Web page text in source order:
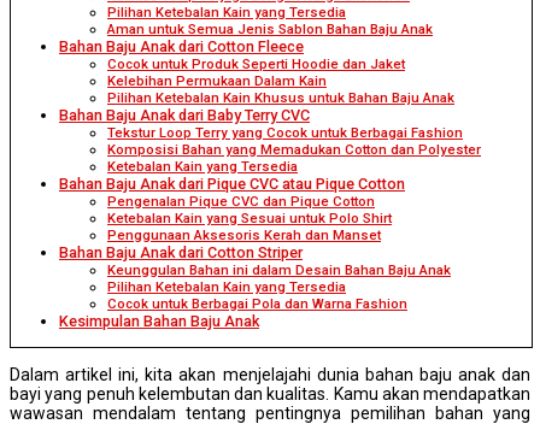
Pilihan Ketebalan Kain yang Tersedia
Aman untuk Semua Jenis Sablon Bahan Baju Anak
Bahan Baju Anak dari Cotton Fleece
Cocok untuk Produk Seperti Hoodie dan Jaket
Kelebihan Permukaan Dalam Kain
Pilihan Ketebalan Kain Khusus untuk Bahan Baju Anak
Bahan Baju Anak dari Baby Terry CVC
Tekstur Loop Terry yang Cocok untuk Berbagai Fashion
Komposisi Bahan yang Memadukan Cotton dan Polyester
Ketebalan Kain yang Tersedia
Bahan Baju Anak dari Pique CVC atau Pique Cotton
Pengenalan Pique CVC dan Pique Cotton
Ketebalan Kain yang Sesuai untuk Polo Shirt
Penggunaan Aksesoris Kerah dan Manset
Bahan Baju Anak dari Cotton Striper
Keunggulan Bahan ini dalam Desain Bahan Baju Anak
Pilihan Ketebalan Kain yang Tersedia
Cocok untuk Berbagai Pola dan Warna Fashion
Kesimpulan Bahan Baju Anak
Dalam artikel ini, kita akan menjelajahi dunia bahan baju anak dan
bayi yang penuh kelembutan dan kualitas. Kamu akan mendapatkan
wawasan mendalam tentang pentingnya pemilihan bahan yang